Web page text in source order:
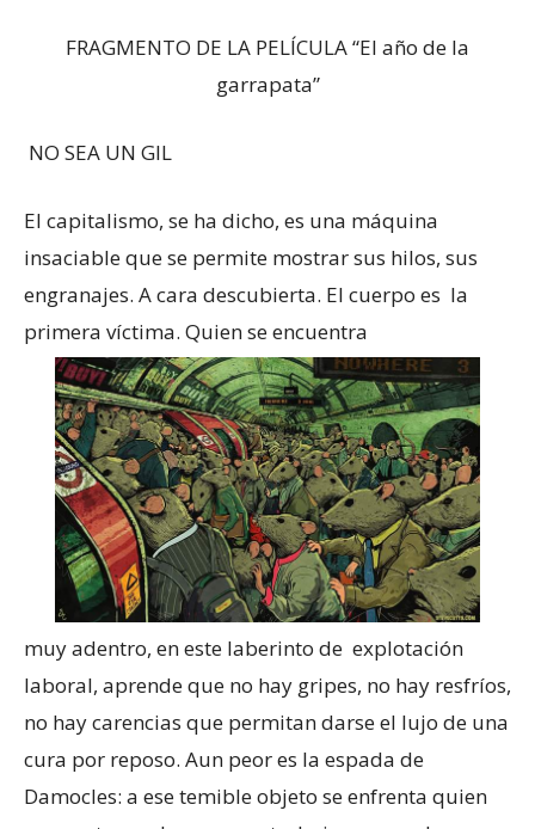
FRAGMENTO DE LA PELÍCULA “El año de la
garrapata”
NO SEA UN GIL
El capitalismo, se ha dicho, es una máquina
insaciable que se permite mostrar sus hilos, sus
engranajes. A cara descubierta. El cuerpo es la
primera víctima. Quien se encuentra
muy adentro, en este laberinto de explotación
laboral, aprende que no hay gripes, no hay resfríos,
no hay carencias que permitan darse el lujo de una
cura por reposo. Aun peor es la espada de
Damocles: a ese temible objeto se enfrenta quien